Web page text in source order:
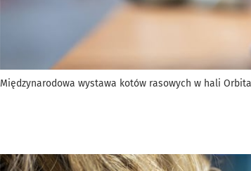
Międzynarodowa wystawa kotów rasowych w hali